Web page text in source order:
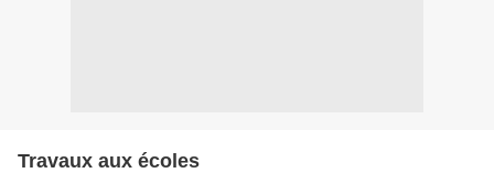
Travaux aux écoles